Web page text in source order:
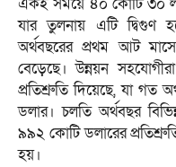
একই সময়ে ৪০ কোটি ৩০
যার তুলনায় এটি দ্বিগুণ
অর্থবছরের প্রথম আট
বেড়েছে। উন্নয়ন
প্রতিশ্রুতি দিয়েছে, যা
ডলার। চলতি অর্থবছর
৯৯২ কোটি ডলারের
হয়।